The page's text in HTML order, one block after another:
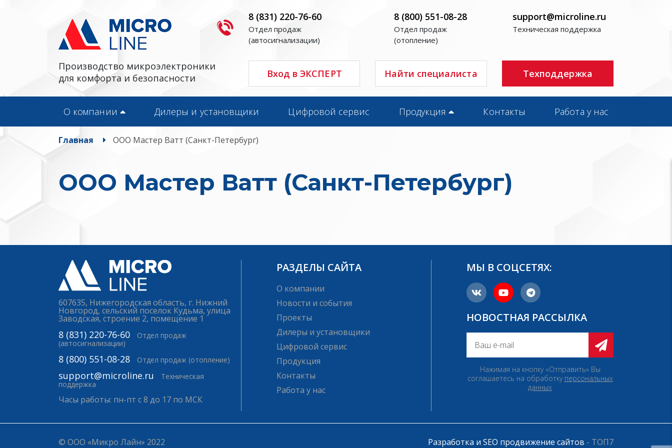
Производство микроэлектроники
для комфорта и безопасности
8 (831) 220-76-60
Отдел продаж
(автосигнализации)
8 (800) 551-08-28
Отдел продаж
(отопление)
support@microline.ru
Техническая поддержка
Вход в ЭКСПЕРТ Найти специалиста Техподдержка
О компании Дилеры и установщики Цифровой сервис Продукция Контакты Работа у нас
Главная ООО Мастер Ватт (Санкт-Петербург)
ООО Мастер Ватт (Санкт-Петербург)
607635, Нижегородская область, г. Нижний
Новгород, сельский поселок Кудьма, улица
Заводская, строение 2, помещение 1
8 (831) 220-76-60
Отдел продаж
(автосигнализации)
8 (800) 551-08-28 Отдел продаж (отопление)
support@microline.ru
Техническая
поддержка
Часы работы: пн-пт с 8 до 17 по МСК
РАЗДЕЛЫ САЙТА
О компании
Новости и события
Проекты
Дилеры и установщики
Цифровой сервис
Продукция
Контакты
Работа у нас
МЫ В СОЦСЕТЯХ:
НОВОСТНАЯ РАССЫЛКА
Нажимая на кнопку «Отправить» Вы
соглашаетесь на обработку персональных
данных
© ООО «Микро Лайн» 2022 Разработка и SEO продвижение сайтов - ТОП7